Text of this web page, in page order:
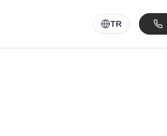
TR